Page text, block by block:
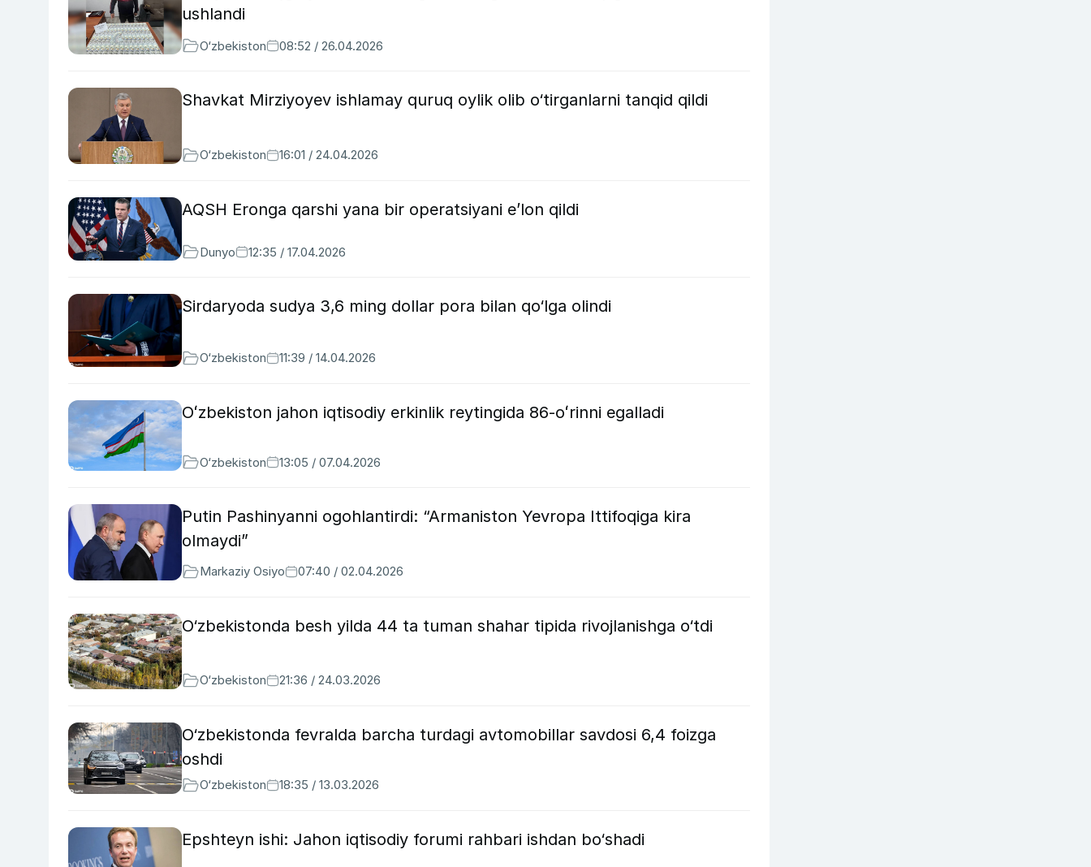
ushlandi
O‘zbekiston 08:52 / 26.04.2026
Shavkat Mirziyoyev ishlamay quruq oylik olib o‘tirganlarni tanqid qildi
O‘zbekiston 16:01 / 24.04.2026
AQSH Eronga qarshi yana bir operatsiyani e’lon qildi
Dunyo 12:35 / 17.04.2026
Sirdaryoda sudya 3,6 ming dollar pora bilan qo‘lga olindi
O‘zbekiston 11:39 / 14.04.2026
Oʻzbekiston jahon iqtisodiy erkinlik reytingida 86-oʻrinni egalladi
O‘zbekiston 13:05 / 07.04.2026
Putin Pashinyanni ogohlantirdi: “Armaniston Yevropa Ittifoqiga kira
olmaydi”
Markaziy Osiyo 07:40 / 02.04.2026
O‘zbekistonda besh yilda 44 ta tuman shahar tipida rivojlanishga o‘tdi
O‘zbekiston 21:36 / 24.03.2026
O‘zbekistonda fevralda barcha turdagi avtomobillar savdosi 6,4 foizga
oshdi
O‘zbekiston 18:35 / 13.03.2026
Epshteyn ishi: Jahon iqtisodiy forumi rahbari ishdan bo‘shadi